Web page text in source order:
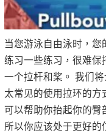
当您游泳自由泳时，
练习一些练习，很难保
一个拉杆和桨。 我们
太常见的使用拉环的方
可以帮助你抬起你的臀
所以你应该处于更好的